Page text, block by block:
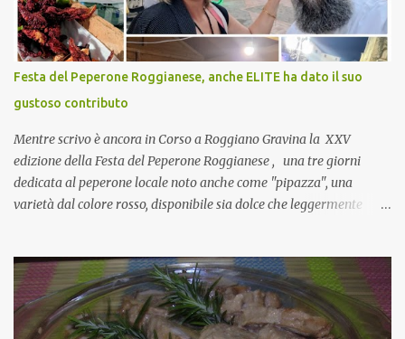
si, è un modo per riunirsi tutti a fine anno e tirare le somme…
naturalmente mangiando tutti insieme, con grande convivialità!
CoCo : è naturale il cibo, come sappiamo bene, funziona spesso da
collante e anche nel lavoro riesce a creare spesso l’ambiente
favorevole per molte belle opportunità, non trovi? Cuocapercaso :
Si, concordo! …addirittura si dice...
Festa del Peperone Roggianese, anche ELITE ha dato il suo
gustoso contributo
Mentre scrivo è ancora in Corso a Roggiano Gravina la XXV
edizione della Festa del Peperone Roggianese , una tre giorni
dedicata al peperone locale noto anche come "pipazza", una
varietà dal colore rosso, disponibile sia dolce che leggermente
(Pat) della Calabria. Un ingrediente versatile in cucina, utilizzato
fresco o essiccato in ricette della tradizione o in piatti innovativi.
Durante la prima serata dell'evento abbiamo avuto prova della
versatilità di questo ingrediente durante il "2° Concorso